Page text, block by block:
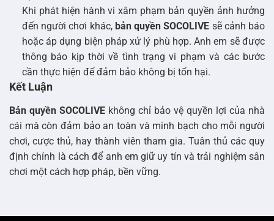
Khi phát hiện hành vi xâm phạm bản quyền ảnh hưởng
đến người chơi khác, bản quyền SOCOLIVE sẽ cảnh báo
hoặc áp dụng biện pháp xử lý phù hợp. Anh em sẽ được
thông báo kịp thời về tình trạng vi phạm và các bước
cần thực hiện để đảm bảo không bị tổn hại.
Kết Luận
Bản quyền SOCOLIVE không chỉ bảo vệ quyền lợi của nhà
cái mà còn đảm bảo an toàn và minh bạch cho mỗi người
chơi, cược thủ, hay thành viên tham gia. Tuân thủ các quy
định chính là cách để anh em giữ uy tín và trải nghiệm sân
chơi một cách hợp pháp, bền vững.